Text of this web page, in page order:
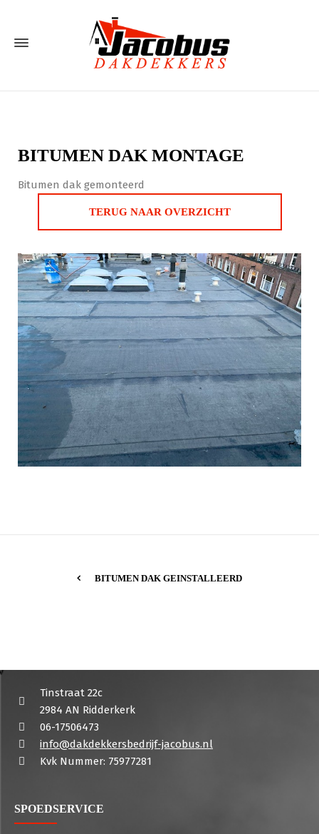
BITUMEN DAK MONTAGE
Bitumen dak gemonteerd
TERUG NAAR OVERZICHT
BITUMEN DAK GEINSTALLEERD
Tinstraat 22c
2984 AN Ridderkerk
06-17506473
info@dakdekkersbedrijf-jacobus.nl
Kvk Nummer: 75977281
SPOEDSERVICE